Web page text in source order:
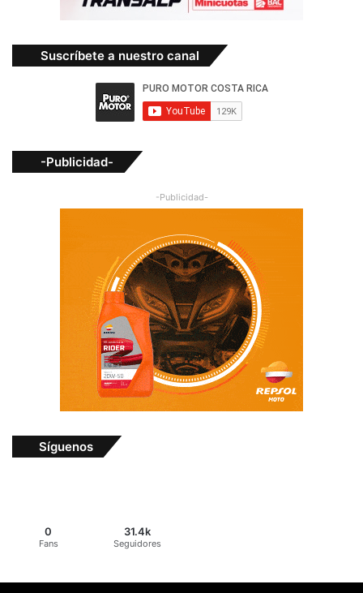
Suscríbete a nuestro canal
-Publicidad-
-Publicidad-
Síguenos
0
Fans
31.4k
Seguidores